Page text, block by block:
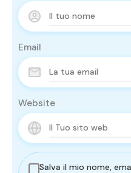
Email
Website
Salva il mio nome,